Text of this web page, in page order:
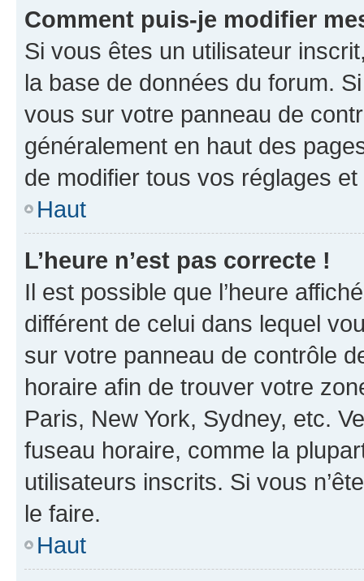
Comment puis-je modifier
Si vous êtes un utilisateur
la base de données du forum.
vous sur votre panneau de
généralement en haut des
de modifier tous vos réglages
Haut
L’heure n’est pas correcte !
Il est possible que l’heure
différent de celui dans lequel
sur votre panneau de contrôle
horaire afin de trouver votre
Paris, New York, Sydney, etc.
fuseau horaire, comme la
utilisateurs inscrits. Si vous
le faire.
Haut